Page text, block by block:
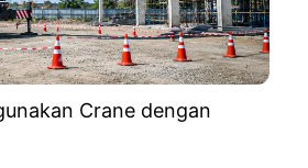
Crane dengan